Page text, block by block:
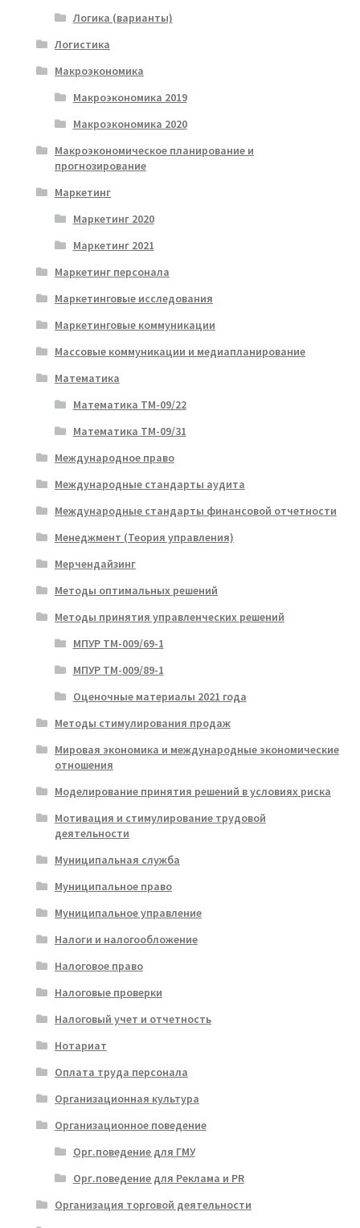
Логика (варианты)
Логистика
Макроэкономика
Макроэкономика 2019
Макроэкономика 2020
Макроэкономическое планирование и
прогнозирование
Маркетинг
Маркетинг 2020
Маркетинг 2021
Маркетинг персонала
Маркетинговые исследования
Маркетинговые коммуникации
Массовые коммуникации и медиапланирование
Математика
Математика ТМ-09/22
Математика ТМ-09/31
Международное право
Международные стандарты аудита
Международные стандарты финансовой отчетности
Менеджмент (Теория управления)
Мерчендайзинг
Методы оптимальных решений
Методы принятия управленческих решений
МПУР ТМ-009/69-1
МПУР ТМ-009/89-1
Оценочные материалы 2021 года
Методы стимулирования продаж
Мировая экономика и международные экономические
отношения
Моделирование принятия решений в условиях риска
Мотивация и стимулирование трудовой
деятельности
Муниципальная служба
Муниципальное право
Муниципальное управление
Налоги и налогообложение
Налоговое право
Налоговые проверки
Налоговый учет и отчетность
Нотариат
Оплата труда персонала
Организационная культура
Организационное поведение
Орг.поведение для ГМУ
Орг.поведение для Реклама и PR
Организация торговой деятельности